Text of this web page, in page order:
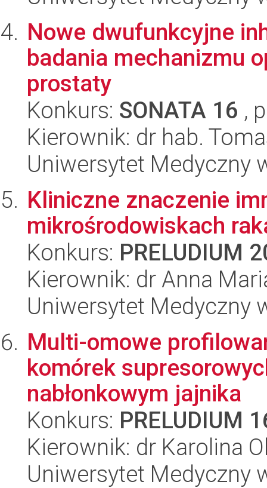
Nowe dwufunkcyjne
badania mechanizmu
prostaty
Konkurs: SONATA 16 ,
Kierownik: dr hab.
Uniwersytet Medyczny
Kliniczne znaczenie
mikrośrodowiskach
Konkurs: PRELUDIUM
Kierownik: dr Anna
Uniwersytet Medyczny
Multi-omowe
komórek
nabłonkowym jajnika
Konkurs: PRELUDIUM
Kierownik: dr Karolina
Uniwersytet Medyczny